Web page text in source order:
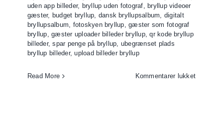
uden app billeder, bryllup uden fotograf, bryllup videoer
gæster, budget bryllup, dansk bryllupsalbum, digitalt
bryllupsalbum, fotoskyen bryllup,gæster som fotograf
bryllup,gæster uploader billeder bryllup,qr kode bryllup
billeder,spar penge på bryllup, ubegrænset plads
bryllup billeder,upload billeder bryllup
Read More Kommentarer lukkettil